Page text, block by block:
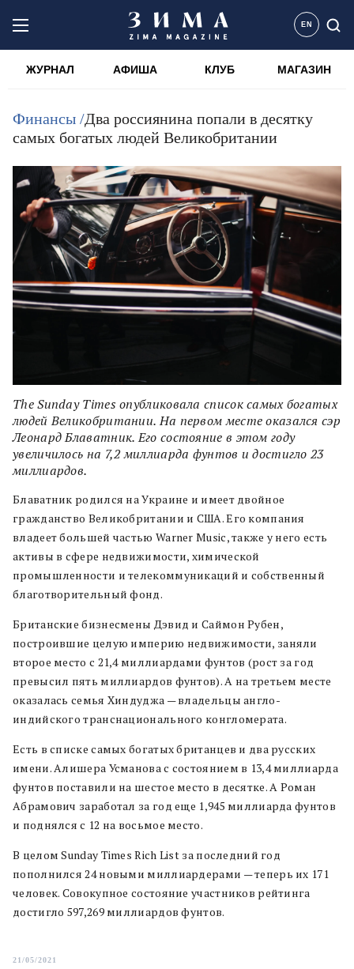
EN
ЖУРНАЛ АФИША КЛУБ МАГАЗИН
Финансы /Два россиянина попали в десятку
самых богатых людей Великобритании
The Sunday Times опубликовала список самых богатых
людей Великобритании. На первом месте оказался сэр
Леонард Блаватник. Его состояние в этом году
увеличилось на 7,2 миллиарда фунтов и достигло 23
миллиардов.
Блаватник родился на Украине и имеет двойное
гражданство Великобритании и США. Его компания
владеет большей частью Warner Music, также у него есть
активы в сфере недвижимости, химической
промышленности и телекоммуникаций и собственный
благотворительный фонд.
Британские бизнесмены Дэвид и Саймон Рубен,
построившие целую империю недвижимости, заняли
второе место с 21,4 миллиардами фунтов (рост за год
превысил пять миллиардов фунтов). А на третьем месте
оказалась семья Хиндуджа — владельцы англо-
индийского транснационального конгломерата.
Есть в списке самых богатых британцев и два русских
имени. Алишера Усманова с состоянием в 13,4 миллиарда
фунтов поставили на шестое место в десятке. А Роман
Абрамович заработал за год еще 1,945 миллиарда фунтов
и поднялся с 12 на восьмое место.
В целом Sunday Times Rich List за последний год
пополнился 24 новыми миллиардерами — теперь их 171
человек. Совокупное состояние участников рейтинга
достигло 597,269 миллиардов фунтов.
21/05/2021